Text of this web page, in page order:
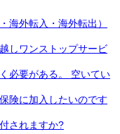
外転入・海外転出）
しワンストップサービ
必要がある。 空いてい
険に加入したいのです
されますか?